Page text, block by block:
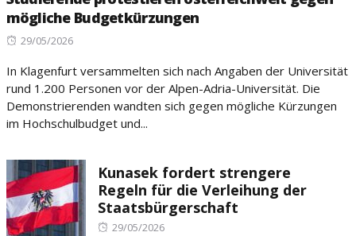
mögliche Budgetkürzungen
Posted
29/05/2026
In Klagenfurt versammelten sich nach Angaben der Universität
rund 1.200 Personen vor der Alpen-Adria-Universität. Die
Demonstrierenden wandten sich gegen mögliche Kürzungen
im Hochschulbudget und...
Kunasek fordert strengere
Regeln für die Verleihung der
Staatsbürgerschaft
Posted
29/05/2026